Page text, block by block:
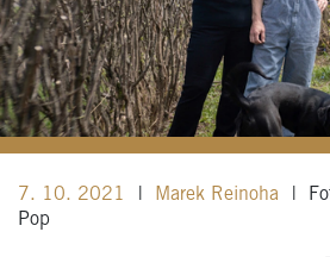
7. 10. 2021 Marek Reinoha
Pop